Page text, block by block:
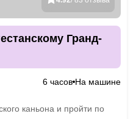
Гранд-
6 часов На машине
каньона и пройти по